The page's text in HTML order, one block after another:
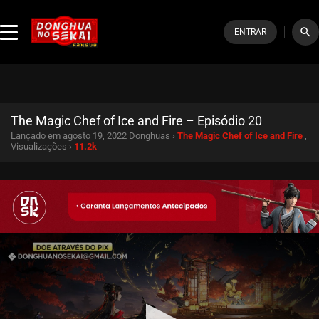
ENTRAR search
The Magic Chef of Ice and Fire – Episódio 20
Lançado em agosto 19, 2022 Donghuas › The Magic Chef of Ice and Fire
Visualizações › 11.2k